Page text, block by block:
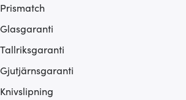
Prismatch
Glasgaranti
Tallriksgaranti
Gjutjärnsgaranti
Knivslipning